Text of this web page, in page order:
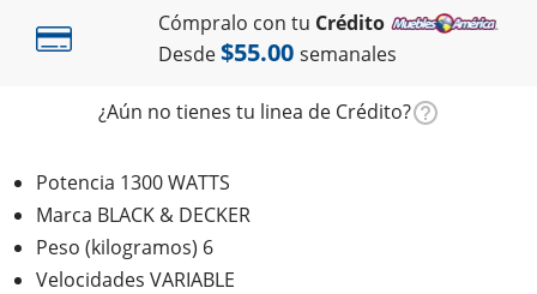
Cómpralo con tu Crédito
Desde$55.00 semanales
¿Aún no tienes tu linea de Crédito?
Potencia 1300 WATTS
Marca BLACK & DECKER
Peso (kilogramos) 6
Velocidades VARIABLE